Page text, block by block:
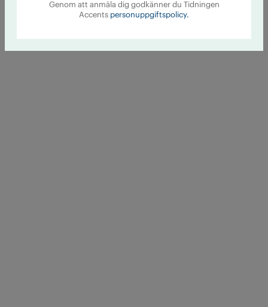
Genom att anmäla dig godkänner du Tidningen
Accents personuppgiftspolicy.